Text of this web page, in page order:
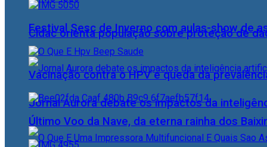
Cidac orienta população sobre proteção de
Jornal Aurora debate os impactos da
Festival Sesc de Inverno com aulas-show de
Vacinação contra o HPV e queda da
Último Voo da Nave, da eterna rainha dos